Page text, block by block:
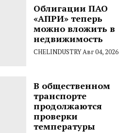
Облигации ПАО
«АПРИ» теперь
можно вложить в
недвижимость
CHELINDUSTRYАвг 04, 2026
В общественном
транспорте
продолжаются
проверки
температуры